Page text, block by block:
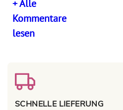
+ Alle
Kommentare
lesen
SCHNELLE LIEFERUNG